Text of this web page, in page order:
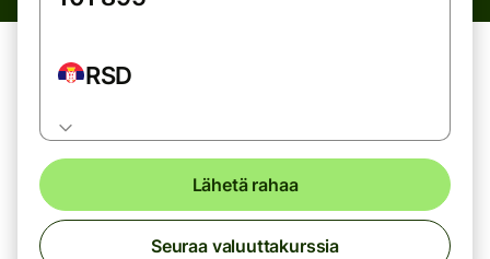
RSD
Lähetä rahaa
Seuraa valuuttakurssia